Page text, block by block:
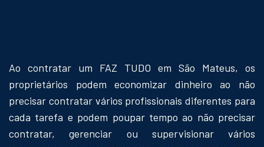
Ao contratar um FAZ TUDO em São Mateus, os
proprietários podem economizar dinheiro ao não
precisar contratar vários profissionais diferentes para
cada tarefa e podem poupar tempo ao não precisar
contratar, gerenciar ou supervisionar vários